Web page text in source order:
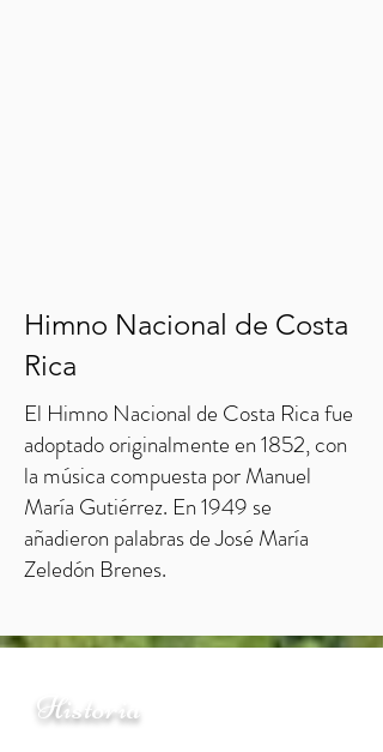
Himno Nacional de Costa
Rica
El Himno Nacional de Costa Rica fue
adoptado originalmente en 1852, con
la música compuesta por Manuel
María Gutiérrez. En 1949 se
añadieron palabras de José María
Zeledón Brenes.
Historia